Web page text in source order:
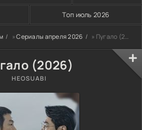
Топ июль 2026
»Сериалы апреля 2026 » Пугало (2026)
(2026)
HEOSUABI